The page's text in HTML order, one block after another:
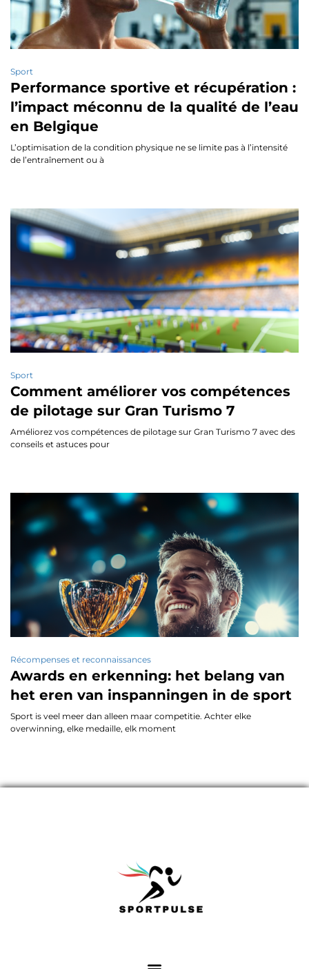
Sport
Performance sportive et récupération :
l’impact méconnu de la qualité de l’eau
en Belgique
L’optimisation de la condition physique ne se limite pas à l’intensité
de l’entraînement ou à
Sport
Comment améliorer vos compétences
de pilotage sur Gran Turismo 7
Améliorez vos compétences de pilotage sur Gran Turismo 7 avec des
conseils et astuces pour
Récompenses et reconnaissances
Awards en erkenning: het belang van
het eren van inspanningen in de sport
Sport is veel meer dan alleen maar competitie. Achter elke
overwinning, elke medaille, elk moment